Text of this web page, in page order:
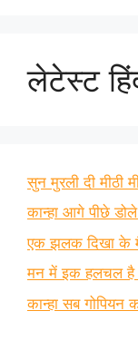
लेटेस्ट
सुन मुरली दी मीठी
कान्हा आगे पीछे
एक झलक दिखा के
मन में इक हलचल है
कान्हा सब गोपियन